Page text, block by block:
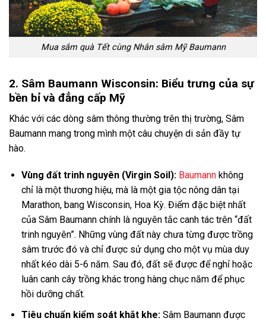
Mua sắm quà Tết cùng Nhân sâm Mỹ Baumann
2. Sâm Baumann Wisconsin: Biểu trưng của sự
bền bỉ và đẳng cấp Mỹ
Khác với các dòng sâm thông thường trên thị trường, Sâm
Baumann mang trong mình một câu chuyện di sản đầy tự
hào.
Vùng đất trinh nguyên (Virgin Soil): Baumannkhông
chỉ là một thương hiệu, mà là một gia tộc nông dân tại
Marathon, bang Wisconsin, Hoa Kỳ. Điểm đặc biệt nhất
của Sâm Baumann chính là nguyên tắc canh tác trên “đất
trinh nguyên”. Những vùng đất này chưa từng được trồng
sâm trước đó và chỉ được sử dụng cho một vụ mùa duy
nhất kéo dài 5-6 năm. Sau đó, đất sẽ được để nghỉ hoặc
luân canh cây trồng khác trong hàng chục năm để phục
hồi dưỡng chất.
Tiêu chuẩn kiểm soát khắt khe:Sâm Baumann được